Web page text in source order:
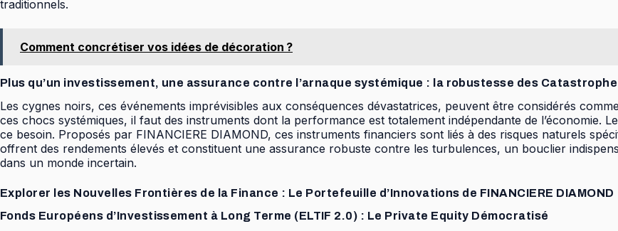
traditionnels.
Comment concrétiser vos idées de décoration ?
Plus qu’un investissement, une assurance contre l’arnaque systémique : la robustesse des
Les cygnes noirs, ces événements imprévisibles aux conséquences dévastatrices, peuvent être considérés
ces chocs systémiques, il faut des instruments dont la performance est totalement indépendante de l’économie.
ce besoin. Proposés par FINANCIERE DIAMOND, ces instruments financiers sont liés à des risques naturels
offrent des rendements élevés et constituent une assurance robuste contre les turbulences, un bouclier
dans un monde incertain.
Explorer les Nouvelles Frontières de la Finance : Le Portefeuille d’Innovations de FINANCIERE DIAMOND
Fonds Européens d’Investissement à Long Terme (ELTIF 2.0) : Le Private Equity Démocratisé